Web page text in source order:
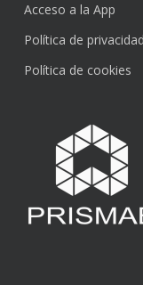
Acceso a la App
Política de privacidad
Política de cookies